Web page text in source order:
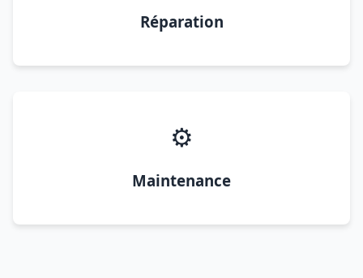
Réparation
⚙️
Maintenance